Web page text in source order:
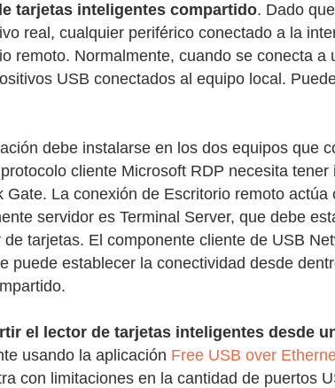
tarjetas inteligentes compartido. Dado
real, cualquier periférico conectado a la
remoto. Normalmente, cuando se conecta
USB conectados al equipo local.
debe instalarse en los dos equipos que
cliente Microsoft RDP necesita
Gate. La conexión de Escritorio remoto actúa
servidor es Terminal Server, que debe
de tarjetas. El componente cliente de USB
puede establecer la conectividad desde
el lector de tarjetas inteligentes desde
usando la aplicación Free USB over
con limitaciones en la cantidad de puertos